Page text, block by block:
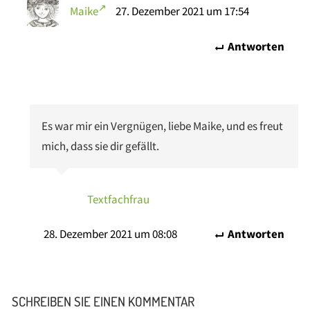
Maike 27. Dezember 2021 um 17:54
Antworten
Es war mir ein Vergnügen, liebe Maike, und es freut
mich, dass sie dir gefällt.
Textfachfrau
28. Dezember 2021 um 08:08 Antworten
SCHREIBEN SIE EINEN KOMMENTAR